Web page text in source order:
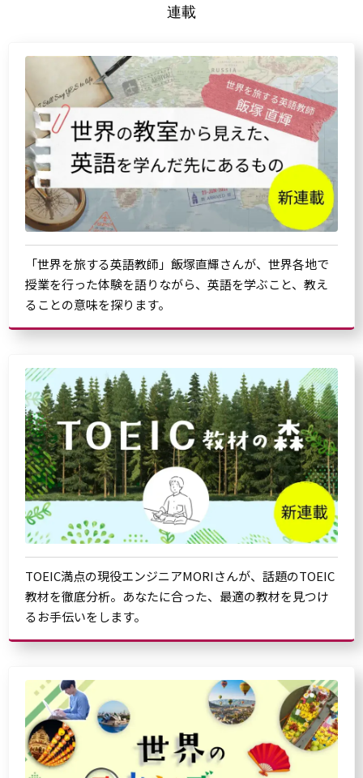
連載
「世界を旅する英語教師」飯塚直輝さんが、世界各地で
授業を行った体験を語りながら、英語を学ぶこと、教え
ることの意味を探ります。
TOEIC満点の現役エンジニアMORIさんが、話題のTOEIC
教材を徹底分析。あなたに合った、最適の教材を見つけ
るお手伝いをします。